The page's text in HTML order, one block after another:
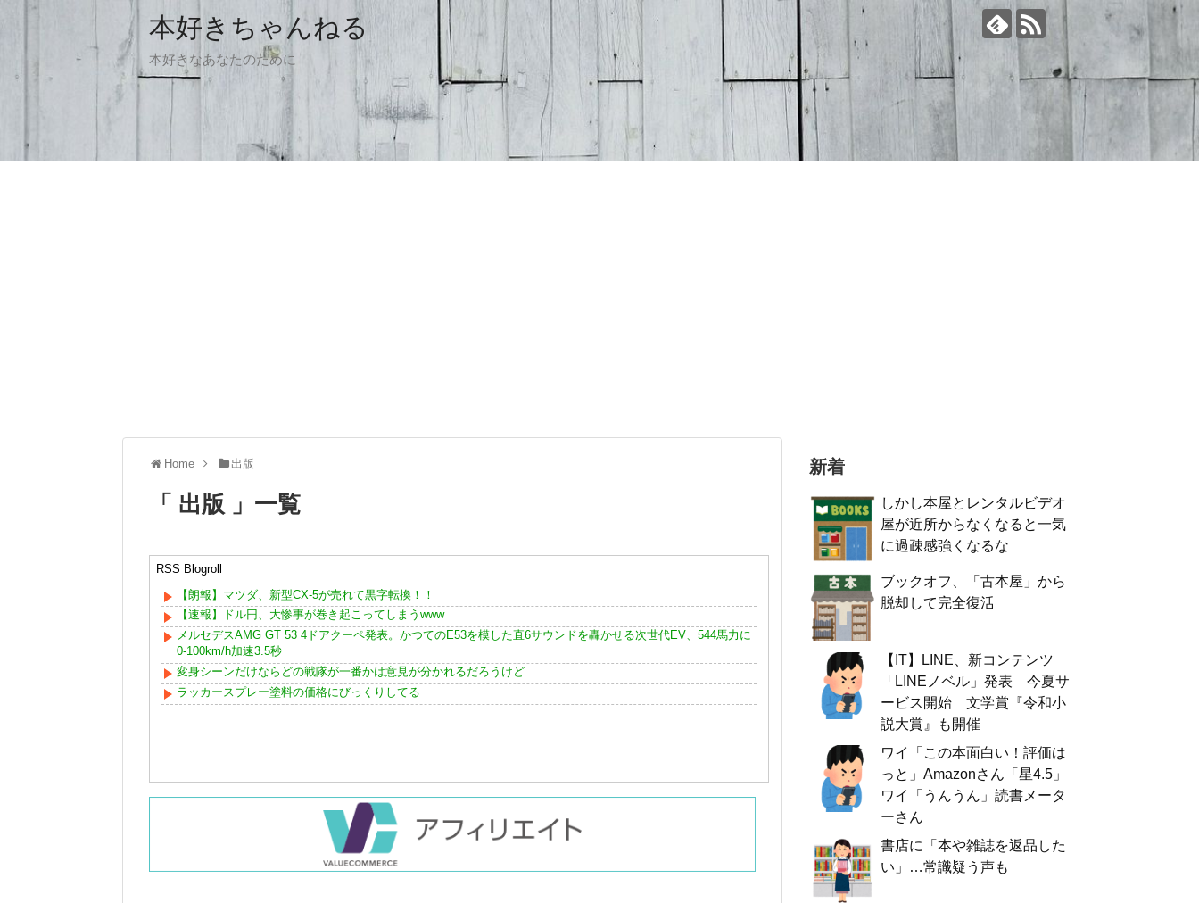
本好きちゃんねる
本好きなあなたのために
Home 出版
「 出版 」一覧
RSS Blogroll
【朗報】マツダ、新型CX-5が売れて黒字転換！！
【速報】ドル円、大惨事が巻き起こってしまうwww
メルセデスAMG GT 53 4ドアクーペ発表。かつてのE53を模した直6サウンドを轟かせる次世代EV、544馬力に
0-100km/h加速3.5秒
変身シーンだけならどの戦隊が一番かは意見が分かれるだろうけど
ラッカースプレー塗料の価格にびっくりしてる
新着
しかし本屋とレンタルビデオ
屋が近所からなくなると一気
に過疎感強くなるな
ブックオフ、「古本屋」から
脱却して完全復活
【IT】LINE、新コンテンツ
「LINEノベル」発表 今夏サ
ービス開始 文学賞『令和小
説大賞』も開催
ワイ「この本面白い！評価は
っと」Amazonさん「星4.5」
ワイ「うんうん」読書メータ
ーさん
書店に「本や雑誌を返品した
い」…常識疑う声も